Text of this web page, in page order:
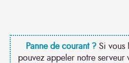
Panne de courant ?Si vous
pouvez appeler notre